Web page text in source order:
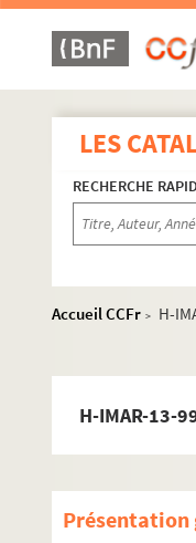
LES
RECHERCHE
Accueil CCFr >
H-
H-IMAR-13-
Présentation
Images du fonds
H-IMAR-
H-IMAR-